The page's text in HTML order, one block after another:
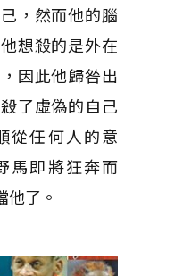
，然而他的腦
想殺的是外在
因此他歸咎出
了虛偽的自己
從任何人的意
馬即將狂奔而
了。